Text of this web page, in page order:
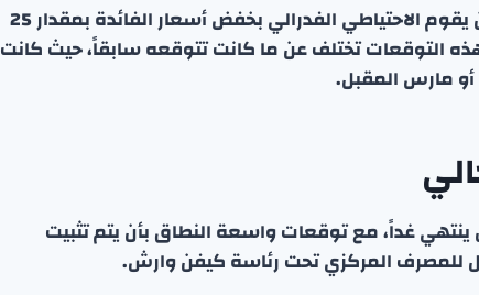
في مذكرة نقلتها رويترز، أشارت الوحدة إلى توقعها أن يقوم الاحتياطي الفدرالي بخفض أسعار الفائدة بمقدار 25
في شهر مارس ويونيو من عام 2027. وهذه التوقعات تختلف عن ما كانت تتوقعه سابقاً، حيث كانت
مارس المقبل.
ينتهي غداً، مع توقعات واسعة النطاق بأن يتم تثبيت
للمصرف المركزي تحت رئاسة كيفن وارش.